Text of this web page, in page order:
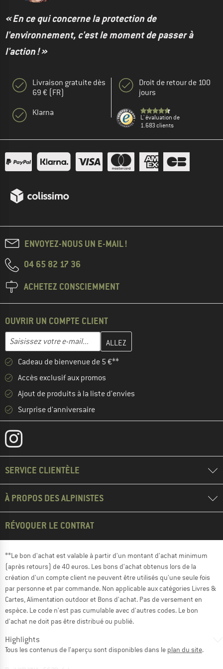
« En ce qui concerne la protection de
l'environnement, c'est le moment de passer à
l'action ! »
Livraison gratuite dès
69 € (FR)
Klarna
Droit de retour de 100
jours
L' évaluation de
1.683 clients
ENVOYEZ-NOUS UN E-MAIL !
04 65 82 17 36
ACHETEZ CONSCIEMMENT
OUVRIR UN COMPTE CLIENT
Adresse e-mail
Entrez votre adresse e-mail ici et créez votre compte client à la
Cadeau de bienvenue de 5 €**
Accès exclusif aux promos
Ajout de produits à la liste d'envies
Surprise d'anniversaire
SERVICE CLIENTÈLE
À PROPOS DES ALPINISTES
RÉVOQUER LE CONTRAT
**Le bon d'achat est valable à partir d'un montant d'achat minimum
(après retours) de 40 euros. Les bons d'achat obtenus lors de la
création d'un compte client ne peuvent être utilisés qu'une seule fois
par personne et par commande. Non applicable aux catégories Livres &
Cartes, Alimentation outdoor et Bons d'achat. Pas de versement en
espèce. Le code n'est pas cumulable avec d'autres codes. Le bon
d'achat ne doit pas être distribué ou publié.
Highlights
Tous les contenus de l'aperçu sont disponibles dans le plan du site.